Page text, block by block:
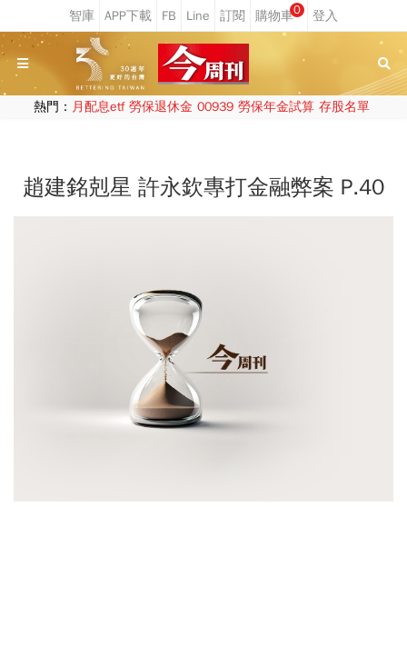
0
熱門： 月配息etf 勞保退休金 00939 勞保年金試算 存股名單
趙建銘剋星 許永欽專打金融弊案 P.40